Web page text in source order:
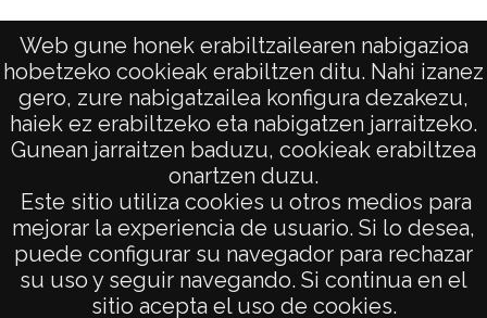
Web gune honek erabiltzailearen nabigazioa
hobetzeko cookieak erabiltzen ditu. Nahi izanez
gero, zure nabigatzailea konfigura dezakezu,
haiek ez erabiltzeko eta nabigatzen jarraitzeko.
Gunean jarraitzen baduzu, cookieak erabiltzea
onartzen duzu.
Este sitio utiliza cookies u otros medios para
mejorar la experiencia de usuario. Si lo desea,
puede configurar su navegador para rechazar
su uso y seguir navegando. Si continua en el
sitio acepta el uso de cookies.
de 2
páginas
1–40
de 45
results
AVISO LEGAL
POLÍTICA DE PRIVACIDAD
ACCESIBILIDAD
ATENCIÓN CIUDADANA